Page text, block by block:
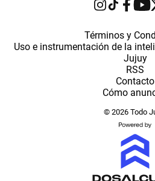
Términos y
Uso e instrumentación de la
Jujuy
RSS
Contacto
Cómo
© 2026 Todo